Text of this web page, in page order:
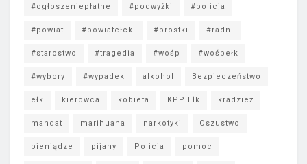
#ogłoszeniepłatne #podwyżki #policja
#powiat #powiatełcki #prostki #radni
#starostwo #tragedia #wośp #wośpełk
#wybory #wypadek alkohol Bezpieczeństwo
ełk kierowca kobieta KPP Ełk kradzież
mandat marihuana narkotyki Oszustwo
pieniądze pijany Policja pomoc